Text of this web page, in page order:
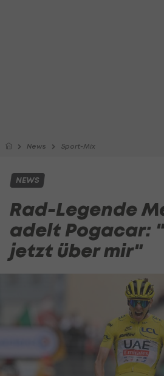
News Sport-Mix
NEWS
Rad-Legende
adelt Pogacar:
jetzt über mir"